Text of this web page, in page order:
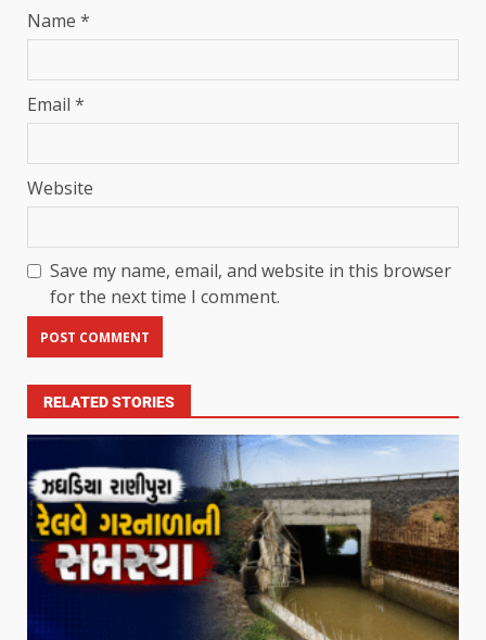
Name *
Email *
Website
Save my name, email, and website in this browser
for the next time I comment.
RELATED STORIES